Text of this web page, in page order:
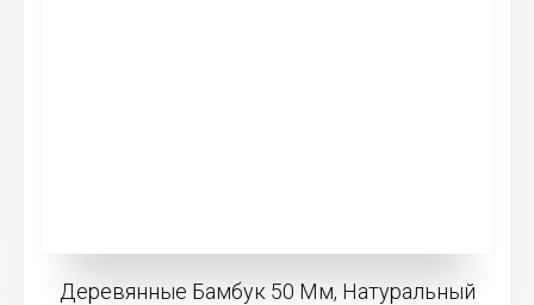
Деревянные Бамбук 50 Мм, Натуральный